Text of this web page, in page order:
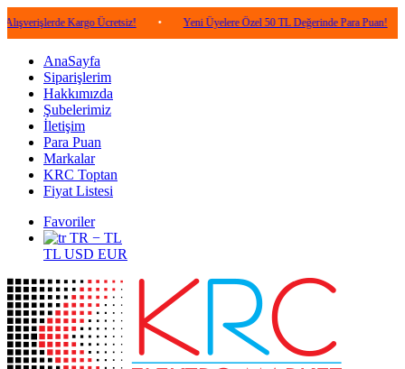
Kargo Ücretsiz! • Yeni Üyelere Özel 50 TL Değerinde Para Puan! •
AnaSayfa
Siparişlerim
Hakkımızda
Şubelerimiz
İletişim
Para Puan
Markalar
KRC Toptan
Fiyat Listesi
Favoriler
TR − TL
TL USD EUR